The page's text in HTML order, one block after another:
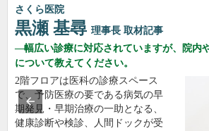
さくら医院
黒瀬 基尋 理事長 取材記事
幅広い診療に対応されていますが、院内
について教えてください。
2階フロアは医科の診療スペース
で、予防医療の要である病気の早
期発見・早期治療の一助となる、
健康診断や検診、人間ドックが受